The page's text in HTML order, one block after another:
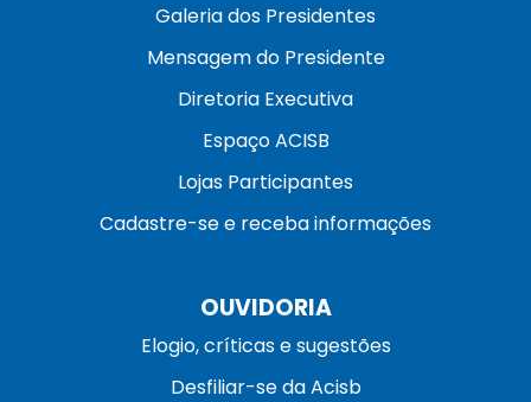
Galeria dos Presidentes
Mensagem do Presidente
Diretoria Executiva
Espaço ACISB
Lojas Participantes
Cadastre-se e receba informações
OUVIDORIA
Elogio, críticas e sugestões
Desfiliar-se da Acisb